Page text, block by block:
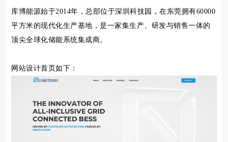
库博能源始于2014年，总部位于深圳科技园，在东莞拥有60000
平方米的现代化生产基地，是一家集生产、研发与销售一体的
顶尖全球化储能系统集成商。
网站设计首页如下：